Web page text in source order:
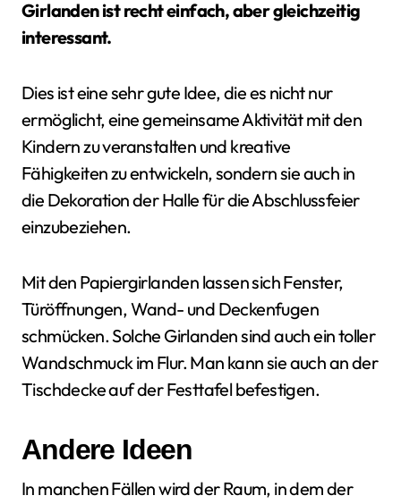
Girlanden ist recht einfach, aber gleichzeitig
interessant.
Dies ist eine sehr gute Idee, die es nicht nur
ermöglicht, eine gemeinsame Aktivität mit den
Kindern zu veranstalten und kreative
Fähigkeiten zu entwickeln, sondern sie auch in
die Dekoration der Halle für die Abschlussfeier
einzubeziehen.
Mit den Papiergirlanden lassen sich Fenster,
Türöffnungen, Wand- und Deckenfugen
schmücken. Solche Girlanden sind auch ein toller
Wandschmuck im Flur. Man kann sie auch an der
Tischdecke auf der Festtafel befestigen.
Andere Ideen
In manchen Fällen wird der Raum, in dem der